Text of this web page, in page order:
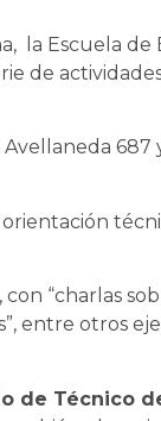
la Escuela de
de
687
“charlas
entre otros
de Técnico